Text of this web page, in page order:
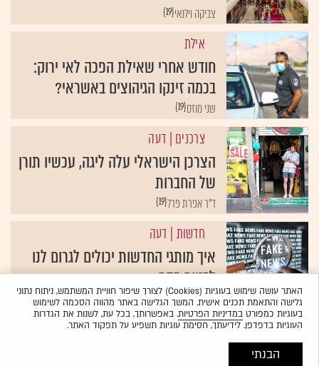
{19}צביקה וילנאי
אילת
חודש אחרי שאילת הפכה לאי ירוק:
בכמה זינקו הגיהוצים באשראי?
{19}שני מוזס
צרכנים | דעה
הצרכן הישראלי עלה ליגה, עכשיו תורן
של החברות
{19}ד"ר אפרת פרל
חדשות | דעה
איך מותגי החדשות יכולים לגרום לנו
לבטוח בהם
{19}טיני סיבק
האתר עושה שימוש בעוגיות (Cookies) לצורך שיפור חוויית המשתמש, ניתוח נתוני
גלישה והתאמת תכנים אישית. המשך הגלישה באתר מהווה הסכמה לשימוש
בעוגיות כמפורטבמדיניות הפרטיות. באפשרותך, בכל עת, לשנות את הגדרות
העוגיות בדפדפן. לידיעתך, חסימת עוגיות תשפיע על תפקוד האתר.
הבנתי